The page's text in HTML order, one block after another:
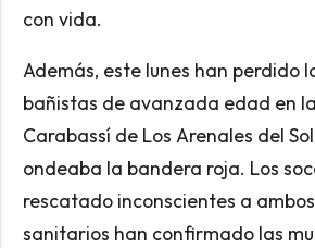
con vida.
Además, este lunes han perdido
bañistas de avanzada edad en
Carabassí de Los Arenales del
ondeaba la bandera roja. Los
rescatado inconscientes a
sanitarios han confirmado las